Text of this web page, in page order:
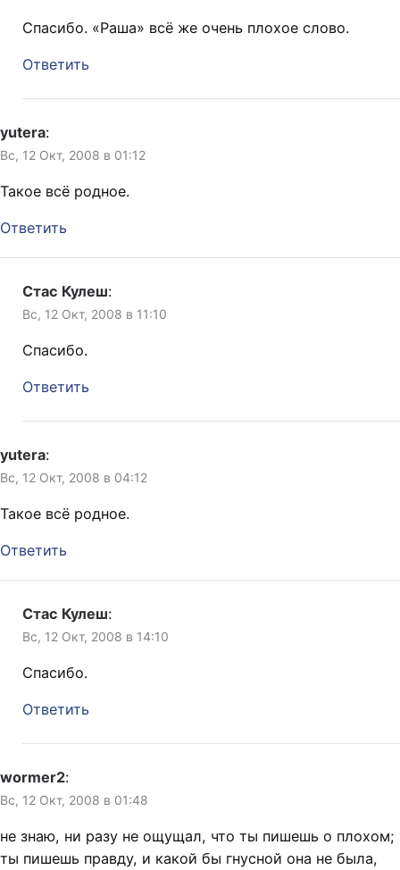
Спасибо. «Раша» всё же очень плохое слово.
Ответить
yutera:
Вс, 12 Окт, 2008 в 01:12
Такое всё родное.
Ответить
Стас Кулеш:
Вс, 12 Окт, 2008 в 11:10
Спасибо.
Ответить
yutera:
Вс, 12 Окт, 2008 в 04:12
Такое всё родное.
Ответить
Стас Кулеш:
Вс, 12 Окт, 2008 в 14:10
Спасибо.
Ответить
wormer2:
Вс, 12 Окт, 2008 в 01:48
не знаю, ни разу не ощущал, что ты пишешь о плохом;
ты пишешь правду, и какой бы гнусной она не была,